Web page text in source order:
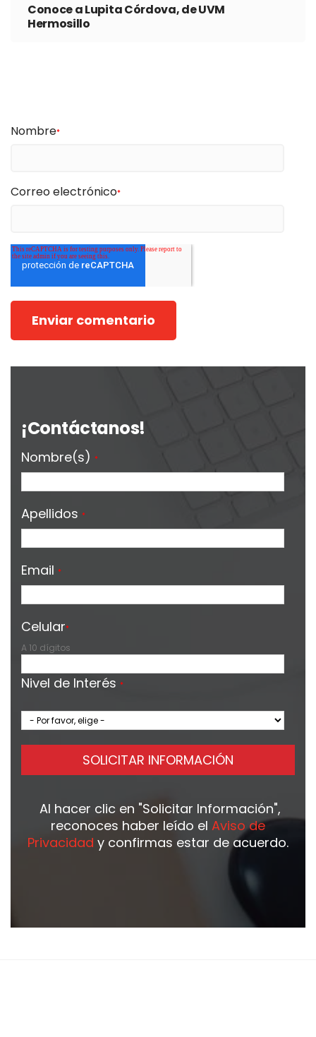
Conoce a Lupita Córdova, de UVM
Hermosillo
Nombre*
Correo electrónico*
¡Contáctanos!
Nombre(s) *
Apellidos *
Email *
Celular*
A 10 dígitos
Nivel de Interés *
SOLICITAR INFORMACIÓN
Al hacer clic en "Solicitar Información",
reconoces haber leído el Aviso de
Privacidad y confirmas estar de acuerdo.